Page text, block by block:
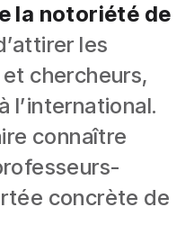
la notoriété de
les
chercheurs,
l’international.
connaître
concrète de